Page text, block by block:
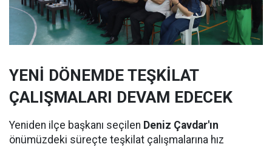
YENİ DÖNEMDE TEŞKİLAT
ÇALIŞMALARI DEVAM EDECEK
Yeniden ilçe başkanı seçilen Deniz Çavdar'ın
önümüzdeki süreçte teşkilat çalışmalarına hız